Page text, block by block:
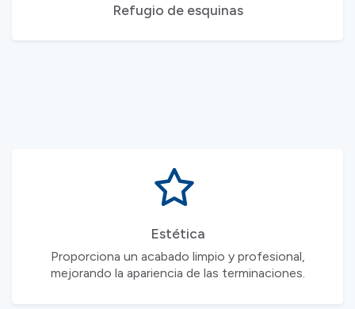
Refugio de esquinas
Estética
Proporciona un acabado limpio y profesional,
mejorando la apariencia de las terminaciones.